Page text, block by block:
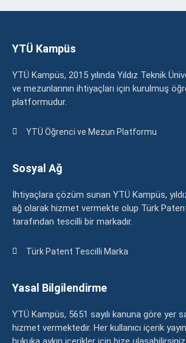
YTÜ Kampüs
YTÜ Kampüs, 2015 yılında Yıldız Teknik
ve mezunlarının ihtiyaçları için kurulmuş
platformudur.
YTÜ Öğrenci ve Mezun Platformu
Sosyal Ağ
İhtiyaçlara çözüm sunan YTÜ Kampüs,
ağ olarak hizmet vermekte olup Türk
tarafından tescilli bir markadır.
Türk Patent Tescilli Marka
Yasal Bilgilendirme
YTÜ Kampüs, 5651 sayılı kanuna göre yer
hizmet vermektedir. Her kullanıcı içerik